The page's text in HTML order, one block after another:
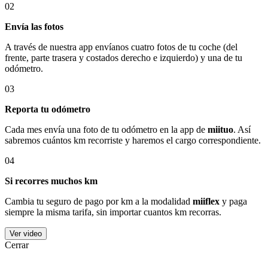
02
Envía las fotos
A través de nuestra app envíanos cuatro fotos de tu coche (del
frente, parte trasera y costados derecho e izquierdo) y una de tu
odómetro.
03
Reporta tu odómetro
Cada mes envía una foto de tu odómetro en la app de miituo. Así
sabremos cuántos km recorriste y haremos el cargo correspondiente.
04
Si recorres muchos km
Cambia tu seguro de pago por km a la modalidad miiflex y paga
siempre la misma tarifa, sin importar cuantos km recorras.
Ver video
Cerrar